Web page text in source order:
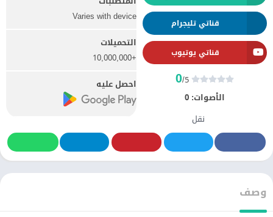
قناتي تليجرام
قناتي يوتيوب
0/5
الأصوات: 0
نقل
Varies with device
التحميلات
+10,000,000
احصل عليه
وصف